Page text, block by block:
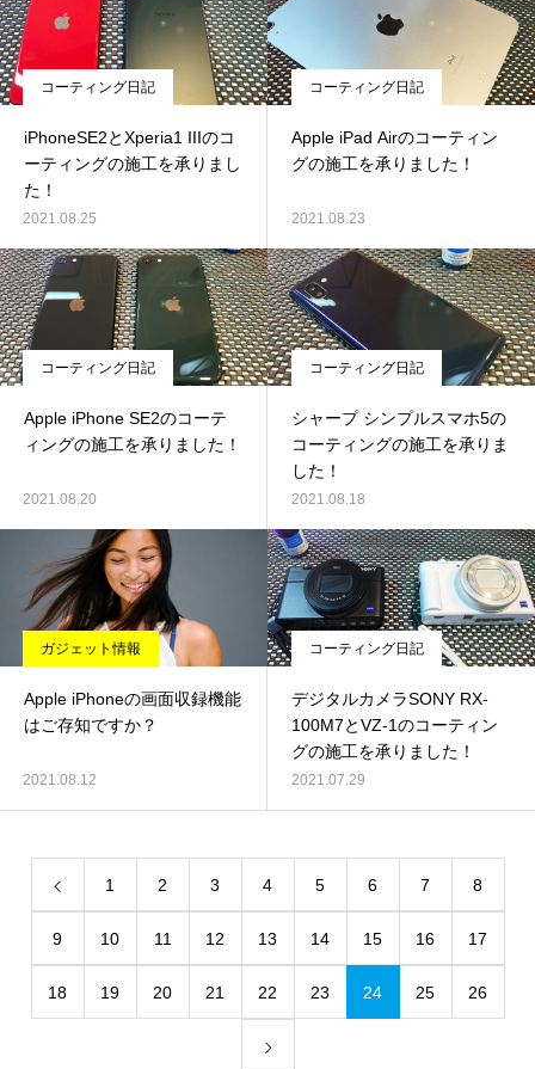
コーティング日記
iPhoneSE2とXperia1 IIIのコ
ーティングの施工を承りまし
た！
2021.08.25
コーティング日記
Apple iPad Airのコーティン
グの施工を承りました！
2021.08.23
コーティング日記
Apple iPhone SE2のコーテ
ィングの施工を承りました！
2021.08.20
コーティング日記
シャープ シンプルスマホ5の
コーティングの施工を承りま
した！
2021.08.18
ガジェット情報
Apple iPhoneの画面収録機能
はご存知ですか？
2021.08.12
コーティング日記
デジタルカメラSONY RX-
100M7とVZ-1のコーティン
グの施工を承りました！
2021.07.29
1 2 3 4 5 6 7 8
9 10 11 12 13 14 15 16 17
18 19 20 21 22 23 24 25 26